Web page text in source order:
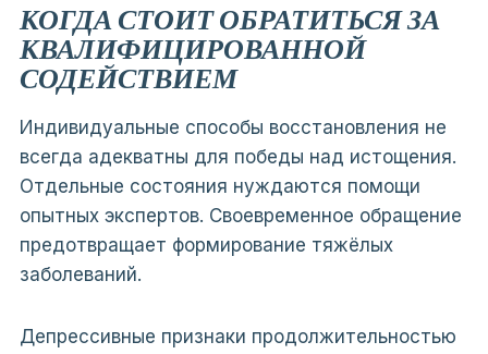
КОГДА СТОИТ ОБРАТИТЬСЯ ЗА
КВАЛИФИЦИРОВАННОЙ
СОДЕЙСТВИЕМ
Индивидуальные способы восстановления не
всегда адекватны для победы над истощения.
Отдельные состояния нуждаются помощи
опытных экспертов. Своевременное обращение
предотвращает формирование тяжёлых
заболеваний.
Депрессивные признаки продолжительностью